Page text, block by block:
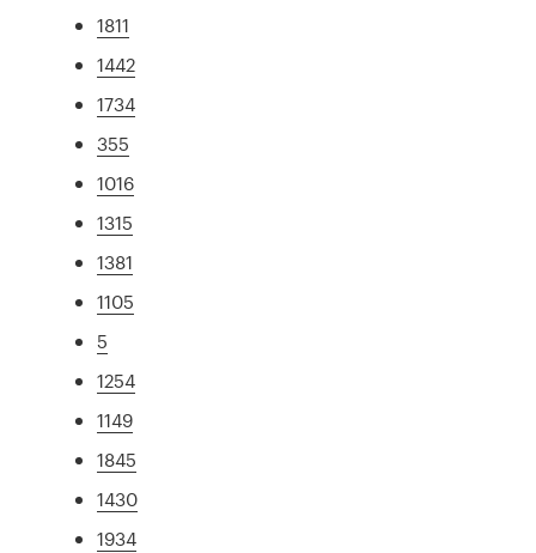
1811
1442
1734
355
1016
1315
1381
1105
5
1254
1149
1845
1430
1934